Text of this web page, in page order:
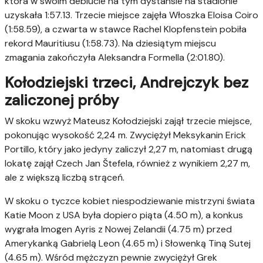
uzyskała 1:57.13. Trzecie miejsce zajęła Włoszka Eloisa Coiro
(1:58.59), a czwarta w stawce Rachel Klopfenstein pobiła
rekord Mauritiusu (1:58.73). Na dziesiątym miejscu
zmagania zakończyła Aleksandra Formella (2:01.80).
Kołodziejski trzeci, Andrejczyk bez
zaliczonej próby
W skoku wzwyż Mateusz Kołodziejski zajął trzecie miejsce,
pokonując wysokość 2,24 m. Zwyciężył Meksykanin Erick
Portillo, który jako jedyny zaliczył 2,27 m, natomiast drugą
lokatę zajął Czech Jan Štefela, również z wynikiem 2,27 m,
ale z większą liczbą strąceń.
W skoku o tyczce kobiet niespodziewanie mistrzyni świata
Katie Moon z USA była dopiero piąta (4.50 m), a konkus
wygrała Imogen Ayris z Nowej Zelandii (4.75 m) przed
Amerykanką Gabrielą Leon (4.65 m) i Słowenką Tiną Sutej
(4.65 m). Wśród mężczyzn pewnie zwyciężył Grek